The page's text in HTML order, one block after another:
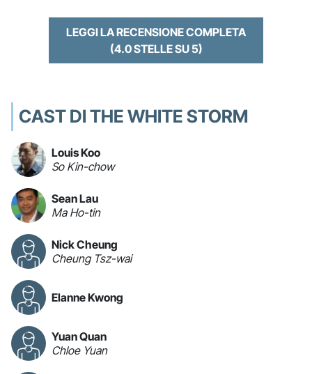
LEGGI LA RECENSIONE COMPLETA
(4.0 STELLE SU 5)
CAST DI THE WHITE STORM
Louis Koo
So Kin-chow
Sean Lau
Ma Ho-tin
Nick Cheung
Cheung Tsz-wai
Elanne Kwong
Yuan Quan
Chloe Yuan